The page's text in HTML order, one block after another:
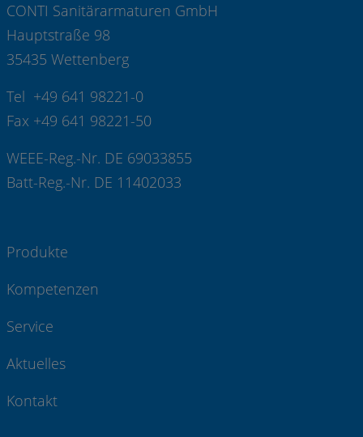
CONTI Sanitärarmaturen GmbH
Hauptstraße 98
35435 Wettenberg
Tel +49 641 98221-0
Fax +49 641 98221-50
WEEE-Reg.-Nr. DE 69033855
Batt-Reg.-Nr. DE 11402033
Produkte
Kompetenzen
Service
Aktuelles
Kontakt